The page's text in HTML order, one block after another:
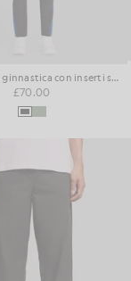
Pantaloni da ginnastica con inserti sportivi
£70.00